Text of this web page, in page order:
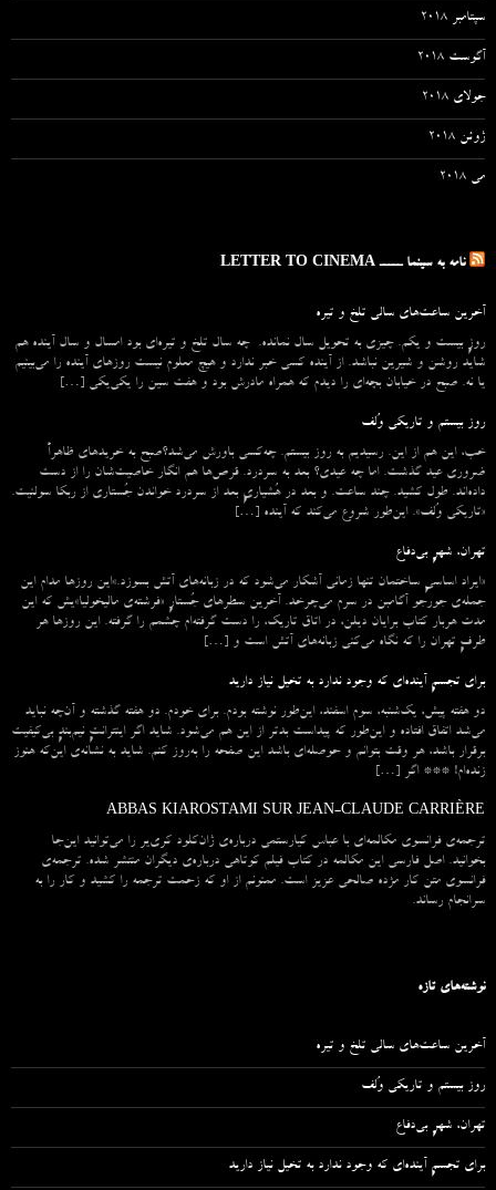
سپتامبر 2018
آگوست 2018
جولای 2018
ژوئن 2018
می 2018
نامه به سینما ـــــ LETTER TO CINEMA
آخرین ساعت‌های سالی تلخ و تیره
روزِ بیست و یکم. چیزی به تحویل سال نمانده. چه سال تلخ و تیره‌ای بود امسال و سال آینده هم
شاید روشن و شیرین نباشد. از آینده کسی خبر ندارد و هیچ معلوم نیست روزهای آینده را می‌بینیم
یا نه. صبح در خیابان بچه‌ای را دیدم که همراه مادرش بود و هفت سین را یکی‌یکی […]
روز بیستم و تاریکی وُلف
خب، این هم از این. رسیدیم به روز بیستم. چه‌کسی باورش می‌شد؟صبح به خریدهای ظاهراً
ضروری عید گذشت. اما چه عیدی؟ بعد به سردرد. قرص‌ها هم انگار خاصیت‌شان را از دست
داده‌اند. طول کشید. چند ساعت. و بعد در هُشیاریِ بعد از سردرد خواندن جُستاری از ربکا سولنیت.
«تاریکی وُلف». این‌طور شروع می‌‌کند که آینده […]
تهران، شهرِ بی‌دفاع
«ایراد اساسیِ ساختمان تنها زمانی آشکار می‌شود که در زبانه‌‌های آتش بسوزد.»این روزها مدام این
جمله‌ی جورجو آگامبن در سرم می‌چرخد. آخرین سطرهای جُستارِ «فرشته‌ی مالیخولیا»یش که این
مدت هربار کتاب برایان دیلن، در اتاق تاریک، را دست گرفته‌ام چشمم را گرفته. این روزها هر
طرفِ تهران را که نگاه می‌کنی زبانه‌های آتش است و […]
برای تجسمِ آینده‌ای که وجود ندارد به تخیل نیاز دارید
دو هفته پیش، یک‌شنبه، سوم اسفند، این‌طور نوشته بودم. برای خودم. دو هفته گذشته و آن‌چه نباید
می‌شد اتفاق افتاده و این‌طور که پیداست بدتر از این هم می‌شود. شاید اگر اینترانتِ نیم‌بندِ بی‌کیفیت
برقرار باشد، هر وقت بتوانم و حوصله‌ای باشد این صفحه را به‌روز کنم. شاید به نشانه‌ی این‌که هنوز
زنده‌ام! *** اگر […]
ABBAS KIAROSTAMI SUR JEAN-CLAUDE CARRIÈRE
ترجمه‌ی فرانسوی مکالمه‌ای با عباس کیارستمی درباره‌ی ژان‌کلود کری‌یر را می‌توانید این‌جا
بخوانید. اصل فارسی این مکالمه در کتاب فیلم کوتاهی درباره‌ی دیگران منتشر شده. ترجمه‌ی
فرانسوی متن کار مژده صالحی عزیز است. ممنونم از او که زحمت ترجمه را کشید و کار را به
سرانجام رساند.
نوشته‌های تازه
آخرین ساعت‌های سالی تلخ و تیره
روز بیستم و تاریکی وُلف
تهران، شهرِ بی‌دفاع
برای تجسمِ آینده‌ای که وجود ندارد به تخیل نیاز دارید